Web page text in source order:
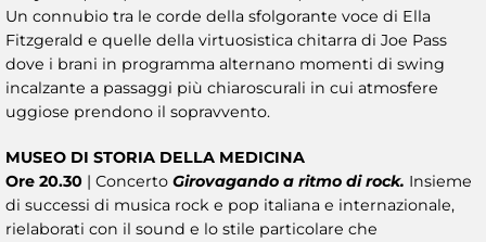
Un connubio tra le corde della sfolgorante voce di Ella
Fitzgerald e quelle della virtuosistica chitarra di Joe Pass
dove i brani in programma alternano momenti di swing
incalzante a passaggi più chiaroscurali in cui atmosfere
uggiose prendono il sopravvento.
MUSEO DI STORIA DELLA MEDICINA
Ore 20.30 | Concerto Girovagando a ritmo di rock. Insieme
di successi di musica rock e pop italiana e internazionale,
rielaborati con il sound e lo stile particolare che